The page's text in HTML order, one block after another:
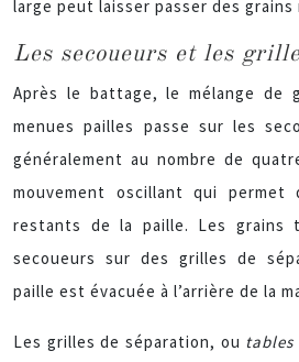
large peut laisser passer des
Les secoueurs et les
Après le battage, le mélange de
menues pailles passe sur les
généralement au nombre de
mouvement oscillant qui permet
restants de la paille. Les grains
secoueurs sur des grilles de
paille est évacuée à l’arrière de la
Les grilles de séparation, ou tables